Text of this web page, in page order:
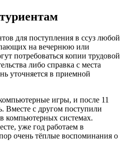
для поступления в ссуз любой
на вечернюю или
потребоваться копии трудовой
либо справка с места
уточняется в приемной
игры, и после 11
Вместе с другом поступили
компьютерных системах.
уже год работаем в
очень тёплые воспоминания о